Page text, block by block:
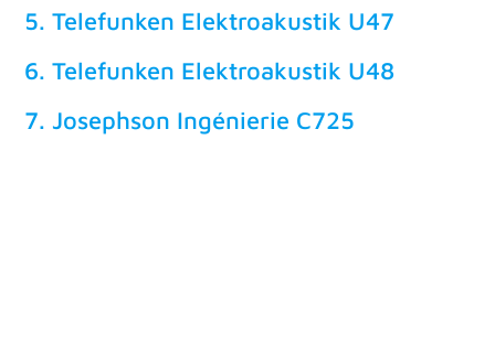
5. Telefunken Elektroakustik U47
6. Telefunken Elektroakustik U48
7. Josephson Ingénierie C725